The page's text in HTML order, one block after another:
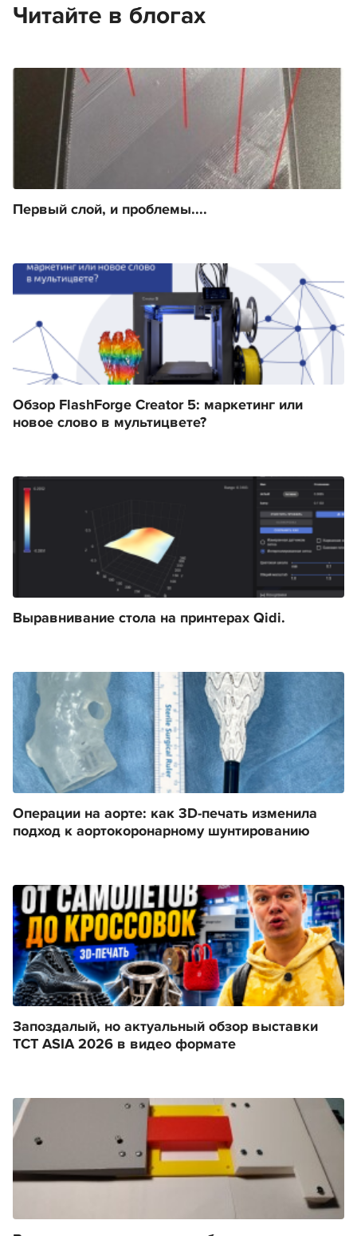
Читайте в блогах
Первый слой, и проблемы....
Обзор FlashForge Creator 5: маркетинг или
новое слово в мультицвете?
Выравнивание стола на принтерах Qidi.
Операции на аорте: как 3D-печать изменила
подход к аортокоронарному шунтированию
Запоздалый, но актуальный обзор выставки
TCT ASIA 2026 в видео формате